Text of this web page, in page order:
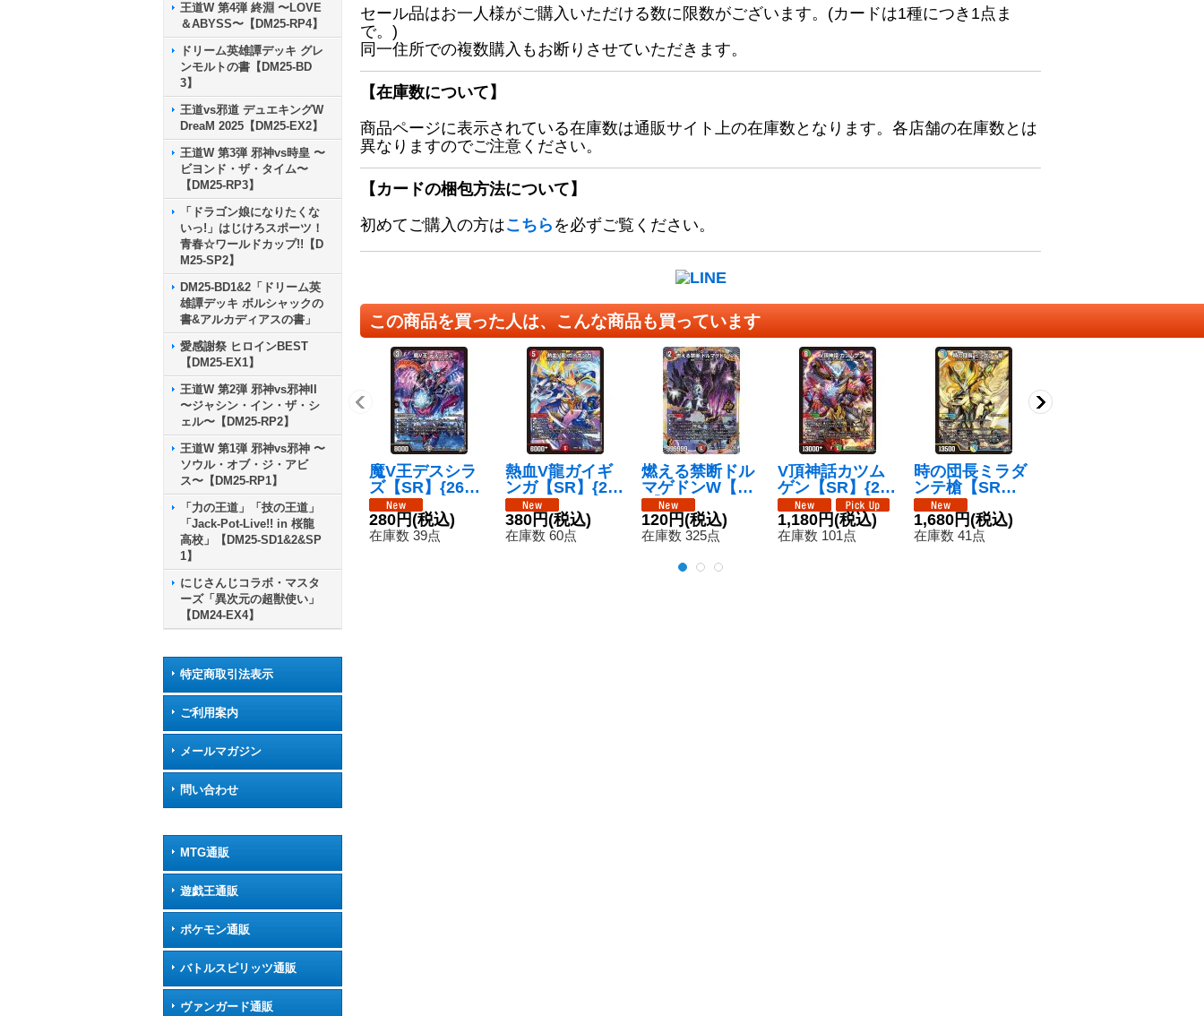
王道W 第4弾 終淵 〜LOVE
＆ABYSS〜【DM25-RP4】
ドリーム英雄譚デッキ グレ
ンモルトの書【DM25-BD
3】
王道vs邪道 デュエキングW
DreaM 2025【DM25-EX2】
王道W 第3弾 邪神vs時皇 〜
ビヨンド・ザ・タイム〜
【DM25-RP3】
「ドラゴン娘になりたくな
いっ!」はじけろスポーツ！
青春☆ワールドカップ!!【D
M25-SP2】
DM25-BD1&2「ドリーム英
雄譚デッキ ボルシャックの
書&アルカディアスの書」
愛感謝祭 ヒロインBEST
【DM25-EX1】
王道W 第2弾 邪神vs邪神II
〜ジャシン・イン・ザ・シ
ェル〜【DM25-RP2】
王道W 第1弾 邪神vs邪神 〜
ソウル・オブ・ジ・アビ
ス〜【DM25-RP1】
「力の王道」「技の王道」
「Jack-Pot-Live!! in 桜龍
高校」【DM25-SD1&2&SP
1】
にじさんじコラボ・マスタ
ーズ「異次元の超獣使い」
【DM24-EX4】
特定商取引法表示
ご利用案内
メールマガジン
問い合わせ
MTG通販
遊戯王通販
ポケモン通販
バトルスピリッツ通販
ヴァンガード通販
セール品はお一人様がご購入いただける数に限数がございます。(カードは1種につき1点ま
で。)
同一住所での複数購入もお断りさせていただきます。
【在庫数について】
商品ページに表示されている在庫数は通販サイト上の在庫数となります。各店舗の在庫数とは
異なりますのでご注意ください。
【カードの梱包方法について】
初めてご購入の方はこちら を必ずご覧ください。
この商品を買った人は、こんな商品も買っています
魔V王デスシラ
ズ【SR】{26RP
2S4/S11}《闇》
280円(税込)
在庫数 39点
熱血V龍ガイギ
ンガ【SR】{26
RP2S5/S11}
《火》
380円(税込)
在庫数 60点
燃える禁断ドル
マゲドンW【O
R】{26RP2OR
1/OR1}《多》
120円(税込)
在庫数 325点
V頂神話カツム
ゲン【SR】{26
RP2S11/S11}
《多》
1,180円(税込)
在庫数 101点
時の団長ミラダ
ンテ槍【SR】{2
6RP2S7/S11}
《多》
1,680円(税込)
在庫数 41点